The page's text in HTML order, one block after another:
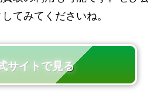
てみてくださいね。
サイトで見る